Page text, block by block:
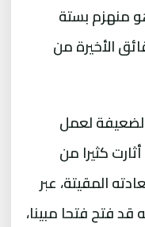
منهزم بستة
الأخيرة من
لعمل
كثيرا من
المقيتة، عبر
فتح فتحا مبينا،